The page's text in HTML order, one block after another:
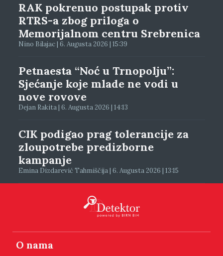
RAK pokrenuo postupak protiv
RTRS-a zbog priloga o
Memorijalnom centru Srebrenica
Nino Bilajac | 6. Augusta 2026 | 15:39
Petnaesta “Noć u Trnopolju”:
Sjećanje koje mlade ne vodi u
nove rovove
Dejan Rakita | 6. Augusta 2026 | 14:13
CIK podigao prag tolerancije za
zloupotrebe predizborne
kampanje
Emina Dizdarević Tahmiščija | 6. Augusta 2026 | 13:15
O nama